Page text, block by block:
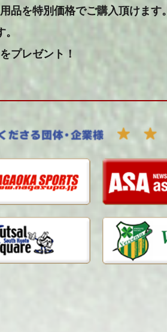
品を特別価格でご購入頂けます。
プレゼント！